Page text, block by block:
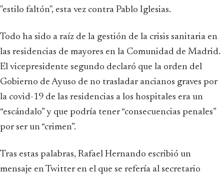
"estilo faltón", esta vez contra Pablo Iglesias.
Todo ha sido a raíz de la gestión de la crisis sanitaria en
las residencias de mayores en la Comunidad de Madrid.
El vicepresidente segundo declaró que la orden del
Gobierno de Ayuso de no trasladar ancianos graves por
la covid-19 de las residencias a los hospitales era un
“escándalo” y que podría tener “consecuencias penales”
por ser un “crimen”.
Tras estas palabras, Rafael Hernando escribió un
mensaje en Twitter en el que se refería al secretario